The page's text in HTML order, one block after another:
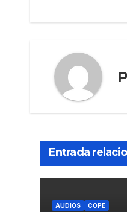
Entrada
AUDIOS COPE